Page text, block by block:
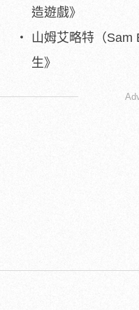
造遊戲》
山姆艾略特（Sam
生》